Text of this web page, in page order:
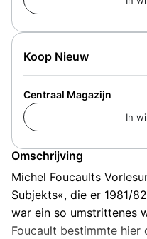
Koop Nieuw
Centraal Magazijn
Omschrijving
Michel Foucaults
Subjekts«, die er 1981/
war ein so umstrittenes
Foucault bestimmte hier